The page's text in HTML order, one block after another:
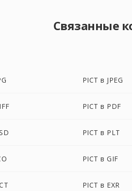
Связанные
PICT в JPEG
PICT в PDF
PICT в PLT
PICT в GIF
PICT в EXR